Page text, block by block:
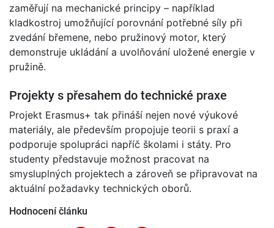
zaměřují na mechanické principy – například
kladkostroj umožňující porovnání potřebné síly při
zvedání břemene, nebo pružinový motor, který
demonstruje ukládání a uvolňování uložené energie v
pružině.
Projekty s přesahem do technické praxe
Projekt Erasmus+ tak přináší nejen nové výukové
materiály, ale především propojuje teorii s praxí a
podporuje spolupráci napříč školami i státy. Pro
studenty představuje možnost pracovat na
smysluplných projektech a zároveň se připravovat na
aktuální požadavky technických oborů.
Hodnocení článku